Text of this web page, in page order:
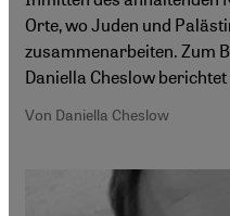
Orte, wo Juden und
zusammenarbeiten. Zum
Daniella Cheslow
Von Daniella Cheslow